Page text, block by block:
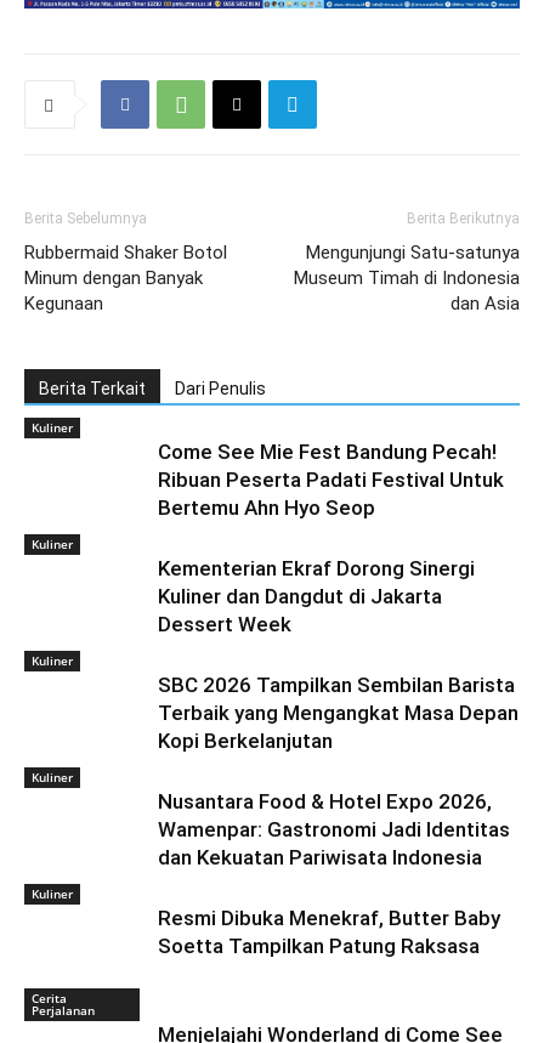
Berita Sebelumnya
Rubbermaid Shaker Botol
Minum dengan Banyak
Kegunaan
Berita Berikutnya
Mengunjungi Satu-satunya
Museum Timah di Indonesia
dan Asia
Berita Terkait Dari Penulis
Kuliner
Come See Mie Fest Bandung Pecah!
Ribuan Peserta Padati Festival Untuk
Bertemu Ahn Hyo Seop
Kuliner
Kementerian Ekraf Dorong Sinergi
Kuliner dan Dangdut di Jakarta
Dessert Week
Kuliner
SBC 2026 Tampilkan Sembilan Barista
Terbaik yang Mengangkat Masa Depan
Kopi Berkelanjutan
Kuliner
Nusantara Food & Hotel Expo 2026,
Wamenpar: Gastronomi Jadi Identitas
dan Kekuatan Pariwisata Indonesia
Kuliner
Resmi Dibuka Menekraf, Butter Baby
Soetta Tampilkan Patung Raksasa
Cerita
Perjalanan
Menjelajahi Wonderland di Come See